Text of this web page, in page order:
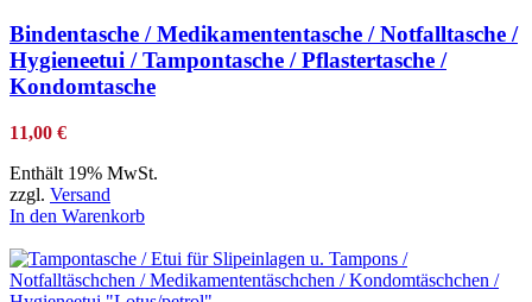
Bindentasche / Medikamententasche / Notfalltasche /
Hygieneetui / Tampontasche / Pflastertasche /
Kondomtasche
11,00 €
Enthält 19% MwSt.
zzgl. Versand
In den Warenkorb